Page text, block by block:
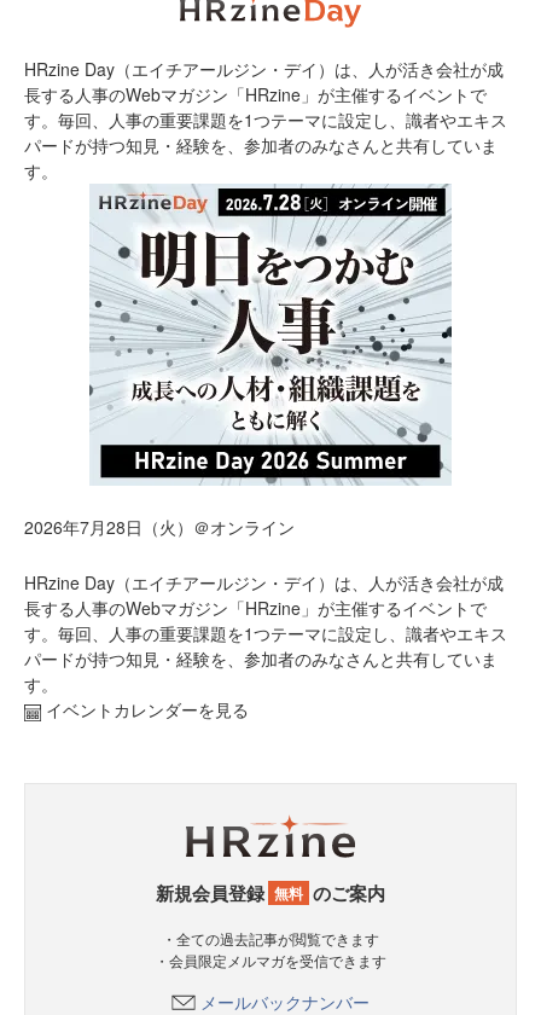
HRzine Day（エイチアールジン・デイ）は、人が活き会社が成
長する人事のWebマガジン「HRzine」が主催するイベントで
す。毎回、人事の重要課題を1つテーマに設定し、識者やエキス
パードが持つ知見・経験を、参加者のみなさんと共有していま
す。
2026年7月28日（火）＠オンライン
HRzine Day（エイチアールジン・デイ）は、人が活き会社が成
長する人事のWebマガジン「HRzine」が主催するイベントで
す。毎回、人事の重要課題を1つテーマに設定し、識者やエキス
パードが持つ知見・経験を、参加者のみなさんと共有していま
す。
イベントカレンダーを見る
新規会員登録 無料 のご案内
・全ての過去記事が閲覧できます
・会員限定メルマガを受信できます
メールバックナンバー